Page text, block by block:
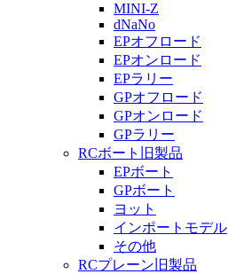
MINI-Z
dNaNo
EPオフロード
EPオンロード
EPラリー
GPオフロード
GPオンロード
GPラリー
RCボート旧製品
EPボート
GPボート
ヨット
インポートモデル
その他
RCプレーン旧製品